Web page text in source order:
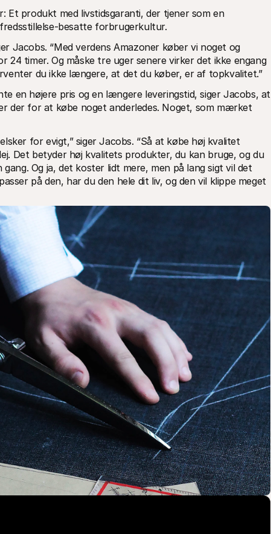
produkt med livstidsgaranti, der tjener som en
besatte forbrugerkultur.
Jacobs. “Med verdens Amazoner køber vi noget og
timer. Og måske tre uger senere virker det ikke engang
du ikke længere, at det du køber, er af topkvalitet.”
en højere pris og en længere leveringstid, siger Jacobs, at
der for at købe noget anderledes. Noget, som mærket
for evigt,” siger Jacobs. “Så at købe høj kvalitet
Det betyder høj kvalitets produkter, du kan bruge, og du
Og ja, det koster lidt mere, men på lang sigt vil det
på den, har du den hele dit liv, og den vil klippe meget